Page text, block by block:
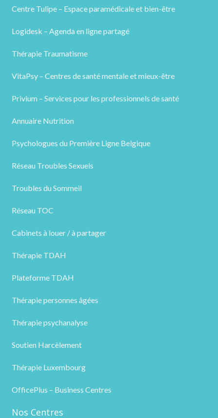
Centre Tulipe – Espace paramédicale et bien-être
Logidesk – Agenda en ligne partagé
Thérapie Traumatisme
VitaPsy – Centres de santé mentale et mieux-être
Privium – Services pour les professionnels de santé
Annuaire Nutrition
Psychologues du Première Ligne Belgique
Réseau Troubles Sexuels
Troubles du Sommeil
Réseau TOC
Cabinets à louer / à partager
Thérapie TDAH
Plateforme TDAH
Thérapie personnes âgées
Thérapie psychanalyse
Soutien Harcèlement
Thérapie Luxembourg
OfficePlus – Business Centres
Nos Centres